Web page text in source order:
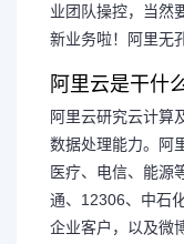
业团队操控，当然
新业务啦！阿里无
阿里云是干什
阿里云研究云计算
数据处理能力。阿
医疗、电信、能源
通、12306、中石
企业客户，以及微